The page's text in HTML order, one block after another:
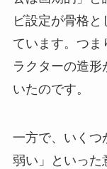
ビ設定が骨格
ています。つま
ラクターの造形
いたのです。
一方で、いくつ
弱い」といった